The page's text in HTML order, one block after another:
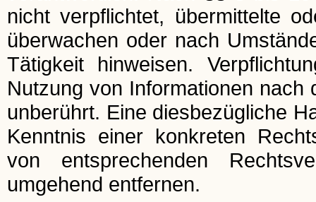
nicht verpflichtet, übermittelte
überwachen oder nach
Tätigkeit hinweisen.
Nutzung von Informationen nach
unberührt. Eine diesbezügliche
Kenntnis einer konkreten
von entsprechenden
umgehend entfernen.